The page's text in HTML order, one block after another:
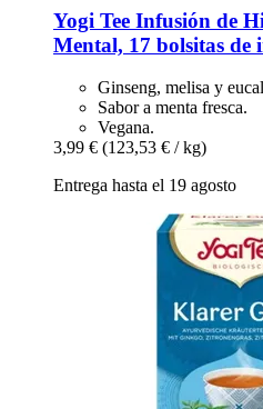
Yogi Tee Infusión de
Mental, 17 bolsitas de
Ginseng, melisa y
Sabor a menta fresca.
Vegana.
3,99 € (123,53 € / kg)
Entrega hasta el 19 agosto